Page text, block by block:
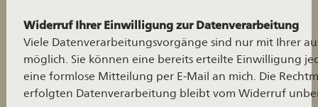
Widerruf Ihrer Einwilligung zur Datenverarbeitung
Viele Datenverarbeitungsvorgänge sind nur mit Ihrer
möglich. Sie können eine bereits erteilte Einwilligung
eine formlose Mitteilung per E-Mail an mich. Die
erfolgten Datenverarbeitung bleibt vom Widerruf